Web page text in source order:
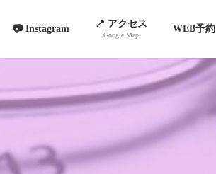
📷 Instagram 📍 アクセス
Google Map
WEB予約